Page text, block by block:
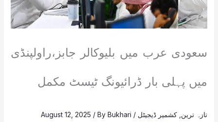
سعودی عرب میں بلیوکالر جابز،راولپنڈی
میں پہلی بار ڈرائیونگ ٹیسٹ مکمل
تازہ ترین کشمیر ڈیجیٹل /
August 12, 2025 / ByBukhari